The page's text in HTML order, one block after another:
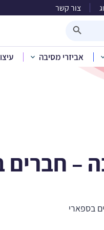
צור קשר
אביזרי מסיבה
בית»קטלוג מוצרים »
– חברים
בספארי